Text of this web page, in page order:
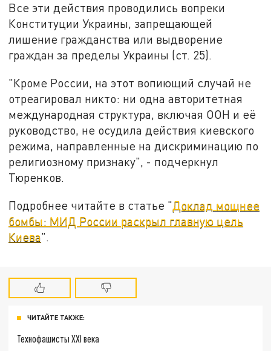
Все эти действия проводились вопреки
Конституции Украины, запрещающей
лишение гражданства или выдворение
граждан за пределы Украины (ст. 25).
"Кроме России, на этот вопиющий случай не
отреагировал никто: ни одна авторитетная
международная структура, включая ООН и её
руководство, не осудила действия киевского
режима, направленные на дискриминацию по
религиозному признаку", - подчеркнул
Тюренков.
Подробнее читайте в статье "Доклад мощнее
бомбы: МИД России раскрыл главную цель
Киева".
ЧИТАЙТЕ ТАКЖЕ:
Технофашисты XXI века